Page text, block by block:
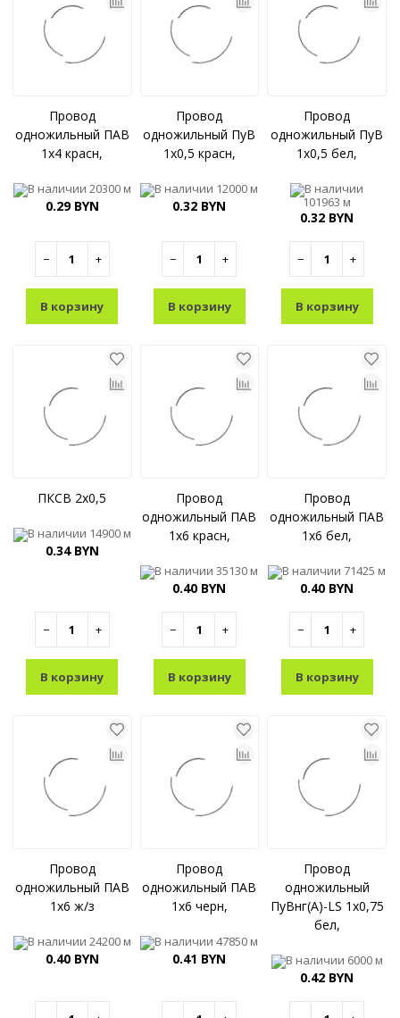
Провод
одножильный ПАВ
1x4 красн,
В наличии 20300 м
0.29 BYN
− +
В корзину
Провод
одножильный ПуВ
1x0,5 красн,
В наличии 12000 м
0.32 BYN
− +
В корзину
Провод
одножильный ПуВ
1x0,5 бел,
В наличии
101963 м
0.32 BYN
− +
В корзину
ПКСВ 2x0,5
В наличии 14900 м
0.34 BYN
− +
В корзину
Провод
одножильный ПАВ
1x6 красн,
В наличии35130 м
0.40 BYN
− +
В корзину
Провод
одножильный ПАВ
1x6 бел,
В наличии71425 м
0.40 BYN
− +
В корзину
Провод
одножильный ПАВ
1x6 ж/з
В наличии 24200 м
0.40 BYN
Провод
одножильный ПАВ
1x6 черн,
В наличии47850 м
0.41 BYN
Провод
одножильный
ПуВнг(A)-LS 1x0,75
бел,
В наличии 6000 м
0.42 BYN